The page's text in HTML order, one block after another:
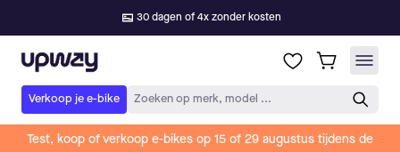
30 dagen of 4x zonder kosten
Upway
Verkoop je e-bike Zoeken op merk, model ...
Test, koop of verkoop e-bikes op 15 of 29 augustus tijdens de